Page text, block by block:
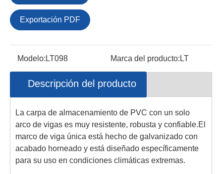
Exportación PDF
Modelo: LT098 Marca del producto: LT
Descripción del producto
La carpa de almacenamiento de PVC con un solo
arco de vigas es muy resistente, robusta y confiable.El
marco de viga única está hecho de galvanizado con
acabado horneado y está diseñado específicamente
para su uso en condiciones climáticas extremas.